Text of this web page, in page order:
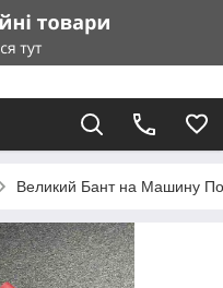
Великий Бант на Машину